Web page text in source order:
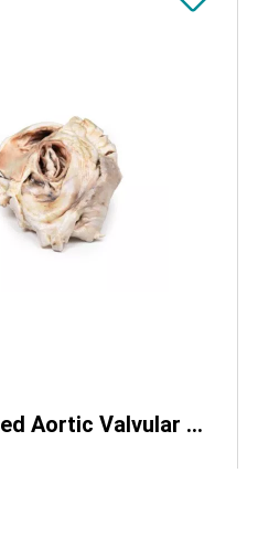
Calcified Aortic Valvular Stenosis Bicuspid Aortic Valve